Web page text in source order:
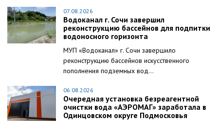
07.08.2026
Водоканал г. Сочи завершил
реконструкцию бассейнов для подпитки
водоносного горизонта
МУП «Водоканал» г. Сочи завершило
реконструкцию бассейнов искусственного
пополнения подземных вод...
06.08.2026
Очередная установка безреагентной
очистки вода «АЭРОМАГ» заработала в
Одинцовском округе Подмосковья